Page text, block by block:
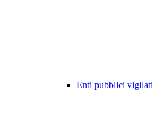
Enti pubblici vigilati